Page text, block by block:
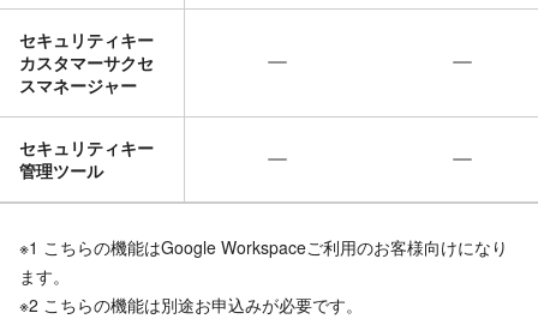
セキュリティキー
カスタマーサクセ
スマネージャー
セキュリティキー
管理ツール
※1 こちらの機能はGoogle Workspaceご利用のお客様向けになり
ます。
※2 こちらの機能は別途お申込みが必要です。